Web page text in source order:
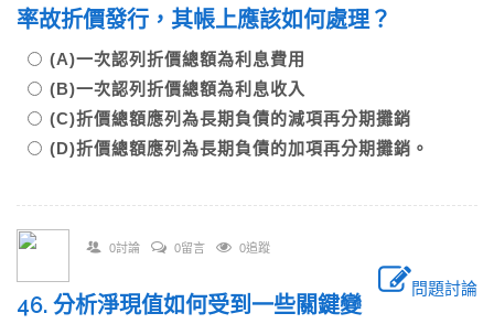
率故折價發行，其帳上應該如何處理？
(A)一次認列折價總額為利息費用
(B)一次認列折價總額為利息收入
(C)折價總額應列為長期負債的減項再分期攤銷
(D)折價總額應列為長期負債的加項再分期攤銷。
0討論 0留言 0追蹤
問題討論
46. 分析淨現值如何受到一些關鍵變